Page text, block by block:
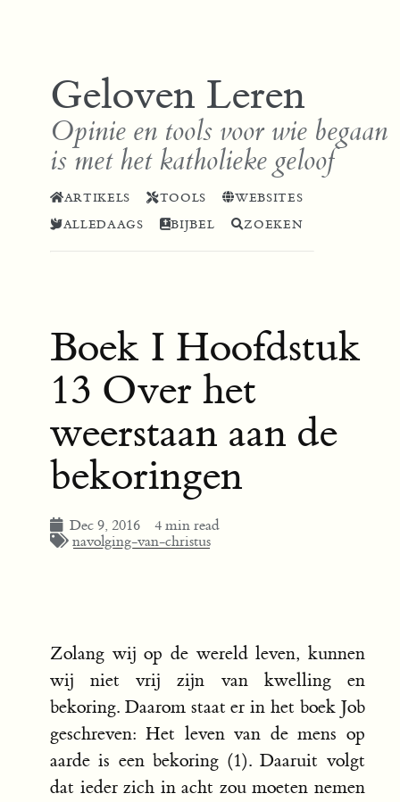
Geloven Leren
Opinie en tools voor wie begaan
is met het katholieke geloof
ARTIKELS TOOLS
WEBSITES
ALLEDAAGS
BIJBEL ZOEKEN
Boek I Hoofdstuk
13 Over het
weerstaan aan de
bekoringen
Dec 9, 2016
4 min read
navolging-van-christus
Zolang wij op de wereld leven, kunnen
wij niet vrij zijn van kwelling en
bekoring. Daarom staat er in het boek Job
geschreven: Het leven van de mens op
aarde is een bekoring (1). Daaruit volgt
dat ieder zich in acht zou moeten nemen